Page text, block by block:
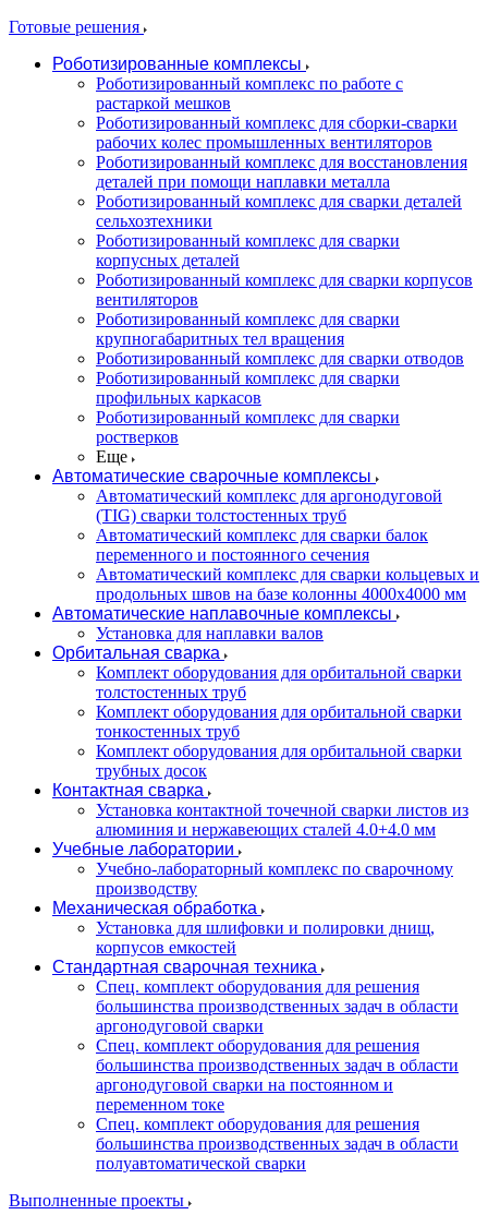
Готовые решения
Роботизированные комплексы
Роботизированный комплекс по работе с
растаркой мешков
Роботизированный комплекс для сборки-сварки
рабочих колес промышленных вентиляторов
Роботизированный комплекс для восстановления
деталей при помощи наплавки металла
Роботизированный комплекс для сварки деталей
сельхозтехники
Роботизированный комплекс для сварки
корпусных деталей
Роботизированный комплекс для сварки корпусов
вентиляторов
Роботизированный комплекс для сварки
крупногабаритных тел вращения
Роботизированный комплекс для сварки отводов
Роботизированный комплекс для сварки
профильных каркасов
Роботизированный комплекс для сварки
ростверков
Еще
Автоматические сварочные комплексы
Автоматический комплекс для аргонодуговой
(TIG) сварки толстостенных труб
Автоматический комплекс для сварки балок
переменного и постоянного сечения
Автоматический комплекс для сварки кольцевых и
продольных швов на базе колонны 4000x4000 мм
Автоматические наплавочные комплексы
Установка для наплавки валов
Орбитальная сварка
Комплект оборудования для орбитальной сварки
толстостенных труб
Комплект оборудования для орбитальной сварки
тонкостенных труб
Комплект оборудования для орбитальной сварки
трубных досок
Контактная сварка
Установка контактной точечной сварки листов из
алюминия и нержавеющих сталей 4.0+4.0 мм
Учебные лаборатории
Учебно-лабораторный комплекс по сварочному
производству
Механическая обработка
Установка для шлифовки и полировки днищ,
корпусов емкостей
Стандартная сварочная техника
Спец. комплект оборудования для решения
большинства производственных задач в области
аргонодуговой сварки
Спец. комплект оборудования для решения
большинства производственных задач в области
аргонодуговой сварки на постоянном и
переменном токе
Спец. комплект оборудования для решения
большинства производственных задач в области
полуавтоматической сварки
Выполненные проекты